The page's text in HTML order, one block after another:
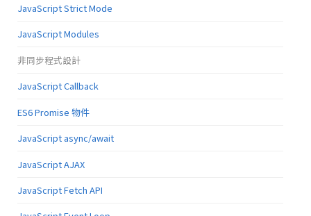
JavaScript Strict Mode
JavaScript Modules
非同步程式設計
JavaScript Callback
ES6 Promise 物件
JavaScript async/await
JavaScript AJAX
JavaScript Fetch API